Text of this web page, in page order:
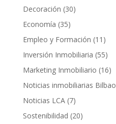
Decoración (30)
Economía (35)
Empleo y Formación (11)
Inversión Inmobiliaria (55)
Marketing Inmobiliario (16)
Noticias inmobiliarias Bilbao
Noticias LCA(7)
Sostenibilidad (20)